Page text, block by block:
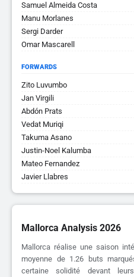
Samuel Almeida Costa
Manu Morlanes
Sergi Darder
Omar Mascarell
FORWARDS
Zito Luvumbo
Jan Virgili
Abdón Prats
Vedat Muriqi
Takuma Asano
Justin-Noel Kalumba
Mateo Fernandez
Javier Llabres
Mallorca Analysis 2026
Mallorca réalise une saison
moyenne de 1.26 buts
certaine solidité devant